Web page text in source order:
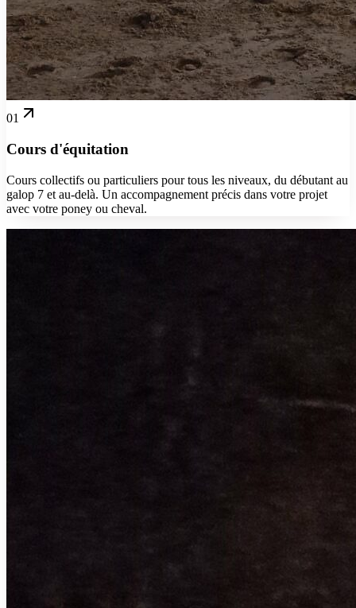
01
Cours d'équitation
Cours collectifs ou particuliers pour tous les niveaux, du débutant au
galop 7 et au-delà. Un accompagnement précis dans votre projet
avec votre poney ou cheval.